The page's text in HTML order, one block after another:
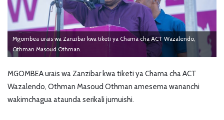
Mgombea urais wa Zanzibar kwa tiketi ya Chama cha ACT Wazalendo,
Othman Masoud Othman.
MGOMBEA urais wa Zanzibar kwa tiketi ya Chama cha ACT
Wazalendo, Othman Masoud Othman amesema wananchi
wakimchagua ataunda serikali jumuishi.